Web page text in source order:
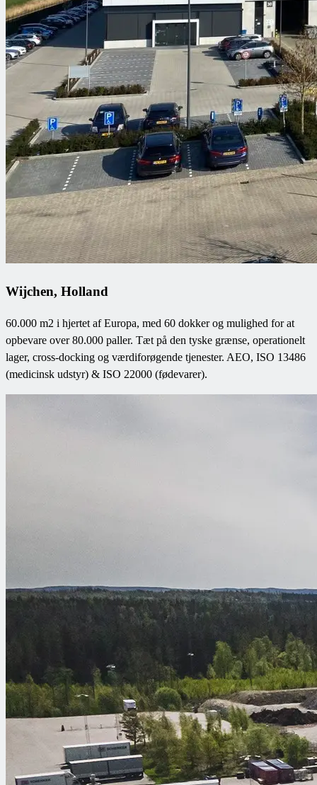
Wijchen, Holland
60.000 m2 i hjertet af Europa, med 60 dokker og mulighed for at
opbevare over 80.000 paller. Tæt på den tyske grænse, operationelt
lager, cross-docking og værdiforøgende tjenester. AEO, ISO 13486
(medicinsk udstyr) & ISO 22000 (fødevarer).